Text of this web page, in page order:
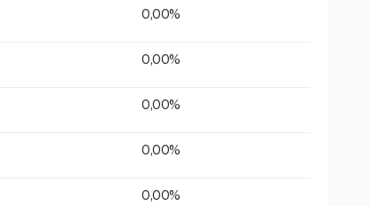
0,00%
0,00%
0,00%
0,00%
0,00%